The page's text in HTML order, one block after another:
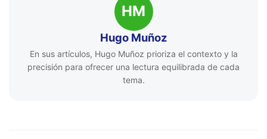
HM
Hugo Muñoz
En sus artículos, Hugo Muñoz prioriza el contexto y la
precisión para ofrecer una lectura equilibrada de cada
tema.